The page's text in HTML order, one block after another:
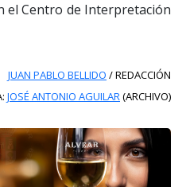
el Centro de Interpretación
JUAN PABLO BELLIDO / REDACCIÓN
JOSÉ ANTONIO AGUILAR(ARCHIVO)